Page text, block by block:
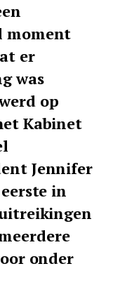
moment
er
was
op
Kabinet
Jennifer
in
onder